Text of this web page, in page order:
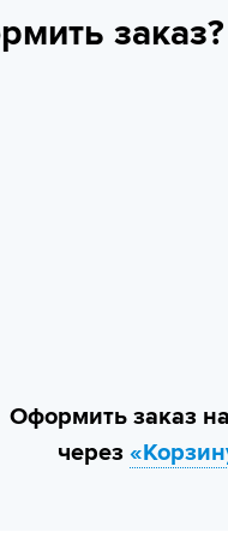
заказ?
Оформить заказ
через